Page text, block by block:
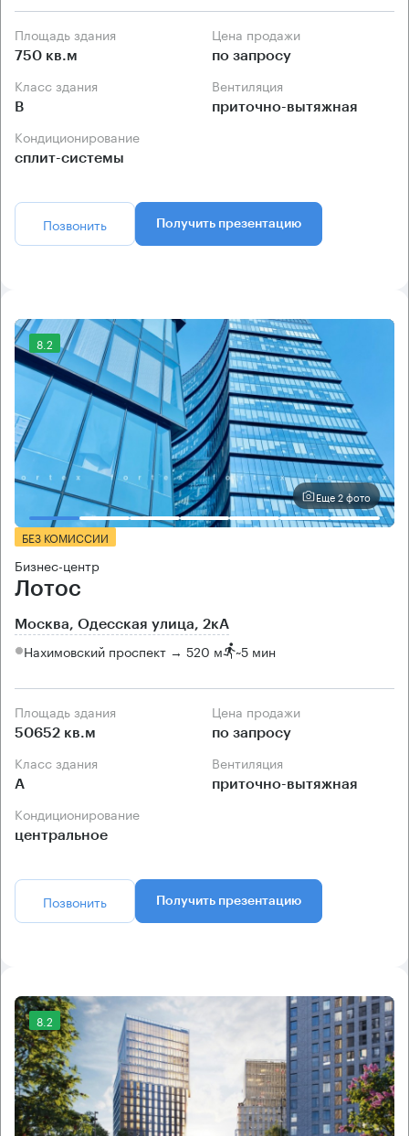
Площадь здания
750 кв.м
Цена продажи
по запросу
Класс здания
B
Вентиляция
приточно-вытяжная
Кондиционирование
сплит-системы
Позвонить Получить презентацию
8.2
Еще 2 фото
БЕЗ КОМИССИИ
Бизнес-центр
Лотос
Москва, Одесская улица, 2кА
Нахимовский проспект → 520 м ~5 мин
Площадь здания
50652 кв.м
Цена продажи
по запросу
Класс здания
А
Вентиляция
приточно-вытяжная
Кондиционирование
центральное
Позвонить Получить презентацию
8.2